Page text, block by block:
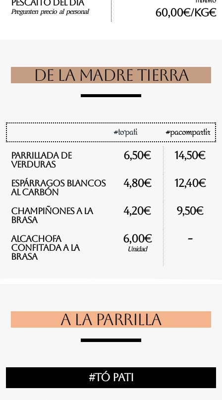
Pregunten precio al personal 60,00€/kg€
DE LA MADRE TIERRA
#to´pati #pacompartir
Parrillada de
verduras
6,50€ 14,50€
Espárragos blancos
al carbón
4,80€ 12,40€
Champiñones a la
brasa
4,20€ 9,50€
Alcachofa
confitada a la
brasa
6,00€
Unidad -
A LA PARRILLA
#Tó pati